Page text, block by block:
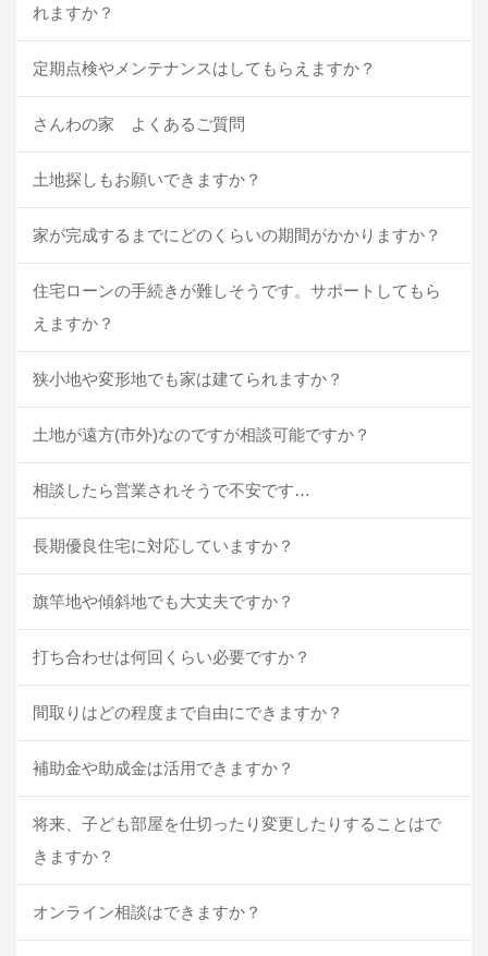
れますか？
定期点検やメンテナンスはしてもらえますか？
さんわの家 よくあるご質問
土地探しもお願いできますか？
家が完成するまでにどのくらいの期間がかかりますか？
住宅ローンの手続きが難しそうです。サポートしてもら
えますか？
狭小地や変形地でも家は建てられますか？
土地が遠方(市外)なのですが相談可能ですか？
相談したら営業されそうで不安です…
長期優良住宅に対応していますか？
旗竿地や傾斜地でも大丈夫ですか？
打ち合わせは何回くらい必要ですか？
間取りはどの程度まで自由にできますか？
補助金や助成金は活用できますか？
将来、子ども部屋を仕切ったり変更したりすることはで
きますか？
オンライン相談はできますか？